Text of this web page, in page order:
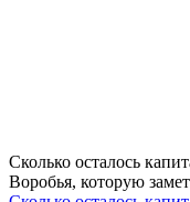
Сколько осталось
Воробья, которую